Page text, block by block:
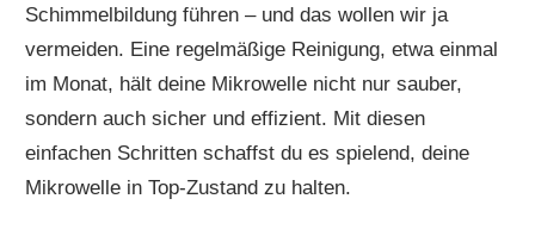
Schimmelbildung führen – und das wollen wir ja
vermeiden. Eine regelmäßige Reinigung, etwa einmal
im Monat, hält deine Mikrowelle nicht nur sauber,
sondern auch sicher und effizient. Mit diesen
einfachen Schritten schaffst du es spielend, deine
Mikrowelle in Top-Zustand zu halten.